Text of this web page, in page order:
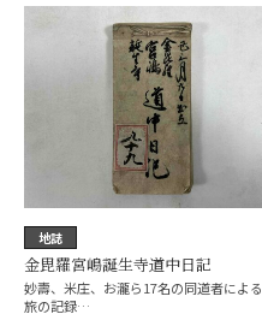
地誌
金毘羅宮嶋誕生寺道中日記
妙壽、米庄、お瀧ら17名の同道者による
旅の記録…